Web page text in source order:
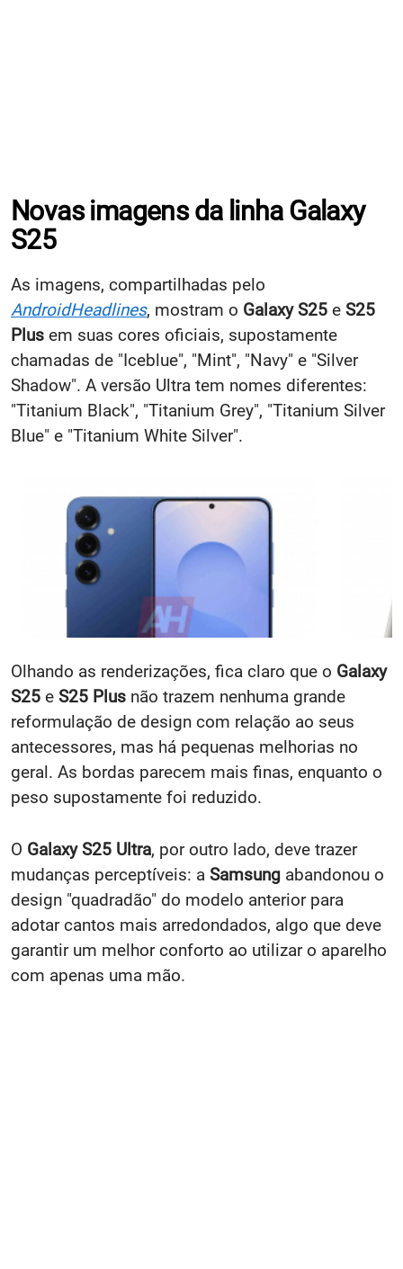
Novas imagens da linha Galaxy
S25
As imagens, compartilhadas pelo
AndroidHeadlines, mostram o Galaxy S25 e S25
Plus em suas cores oficiais, supostamente
chamadas de "Iceblue", "Mint", "Navy" e "Silver
Shadow". A versão Ultra tem nomes diferentes:
"Titanium Black", "Titanium Grey", "Titanium Silver
Blue" e "Titanium White Silver".
Olhando as renderizações, fica claro que o Galaxy
S25 e S25 Plus não trazem nenhuma grande
reformulação de design com relação ao seus
antecessores, mas há pequenas melhorias no
geral. As bordas parecem mais finas, enquanto o
peso supostamente foi reduzido.
O Galaxy S25 Ultra, por outro lado, deve trazer
mudanças perceptíveis: a Samsung abandonou o
design "quadradão" do modelo anterior para
adotar cantos mais arredondados, algo que deve
garantir um melhor conforto ao utilizar o aparelho
com apenas uma mão.